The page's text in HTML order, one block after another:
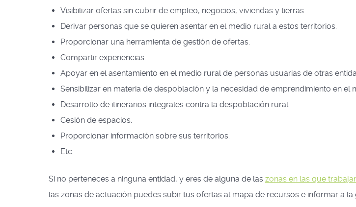
Visibilizar ofertas sin cubrir de empleo, negocios, viviendas y tierras
Derivar personas que se quieren asentar en el medio rural a estos territorios.
Proporcionar una herramienta de gestión de ofertas.
Compartir experiencias.
Apoyar en el asentamiento en el medio rural de personas usuarias de otras
Sensibilizar en materia de despoblación y la necesidad de emprendimiento en el
Desarrollo de itinerarios integrales contra la despoblación rural
Cesión de espacios.
Proporcionar información sobre sus territorios.
Etc.
Si no perteneces a ninguna entidad, y eres de alguna de las zonas en las que
las zonas de actuación puedes subir tus ofertas al mapa de recursos e informar a